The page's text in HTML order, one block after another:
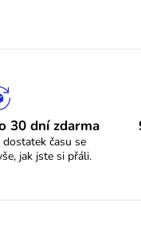
s
30 dní zdarma
času se
jak jste si přáli.